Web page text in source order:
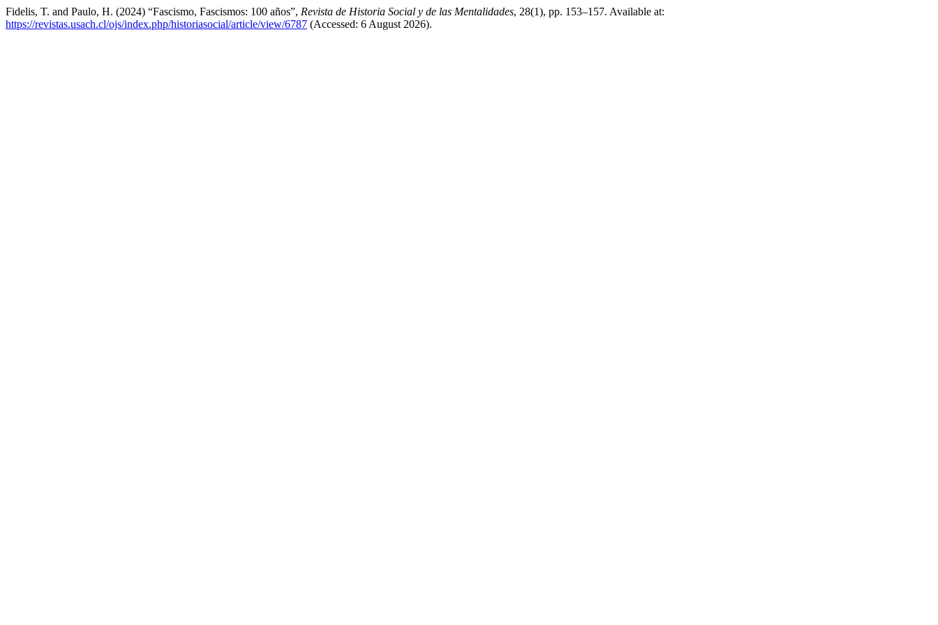
Fidelis, T. and Paulo, H. (2024) “Fascismo, Fascismos: 100 años”, Revista de Historia Social y de las Mentalidades, 28(1), pp. 153–157. Available at:
https://revistas.usach.cl/ojs/index.php/historiasocial/article/view/6787 (Accessed: 6 August 2026).